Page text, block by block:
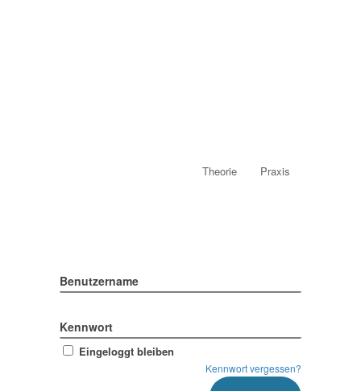
Theorie Praxis
Benutzername
Kennwort
Eingeloggt bleiben
Kennwort vergessen?